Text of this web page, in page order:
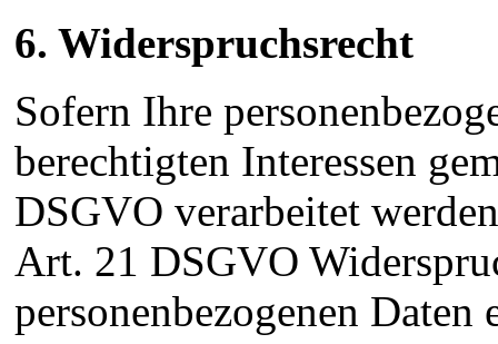
6. Widerspruchsrecht
Sofern Ihre
berechtigten Interessen
DSGVO verarbeitet
Art. 21 DSGVO
personenbezogenen